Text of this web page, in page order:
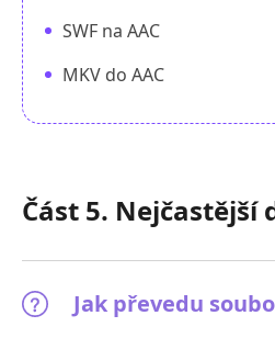
SWF na AAC
MKV do AAC
Část 5. Nejčastější
Jak převedu